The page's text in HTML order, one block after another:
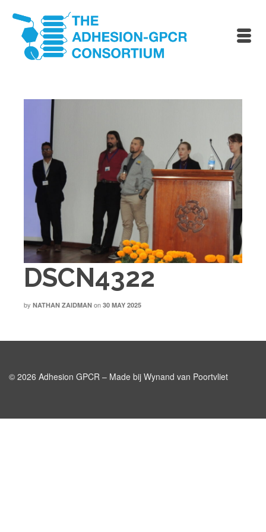
DSCN4322
by NATHAN ZAIDMAN on 30 MAY 2025
© 2026 Adhesion GPCR – Made bij Wynand van Poortvliet